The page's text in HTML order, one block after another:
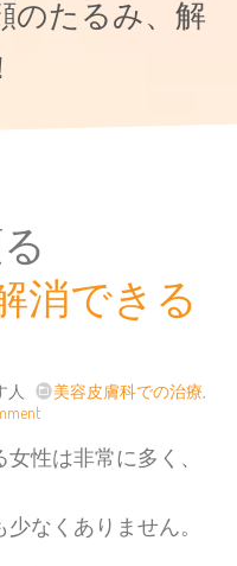
のたるみ、解
消できる
人 美容皮膚科での治療
性は非常に多く、
なくありません。